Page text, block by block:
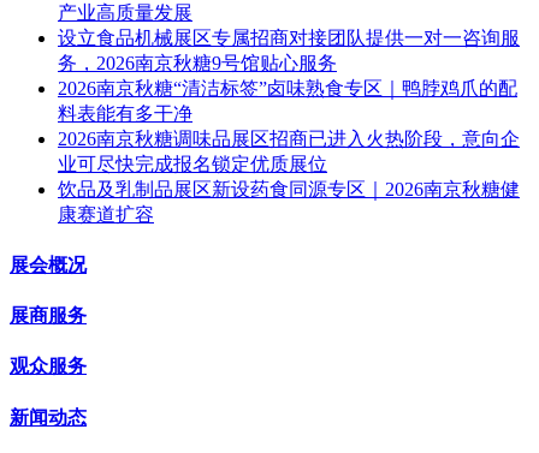
产业高质量发展
设立食品机械展区专属招商对接团队提供一对一咨询服
务，2026南京秋糖9号馆贴心服务
2026南京秋糖“清洁标签”卤味熟食专区｜鸭脖鸡爪的配
料表能有多干净
2026南京秋糖调味品展区招商已进入火热阶段，意向企
业可尽快完成报名锁定优质展位
饮品及乳制品展区新设药食同源专区｜2026南京秋糖健
康赛道扩容
展会概况
展商服务
观众服务
新闻动态